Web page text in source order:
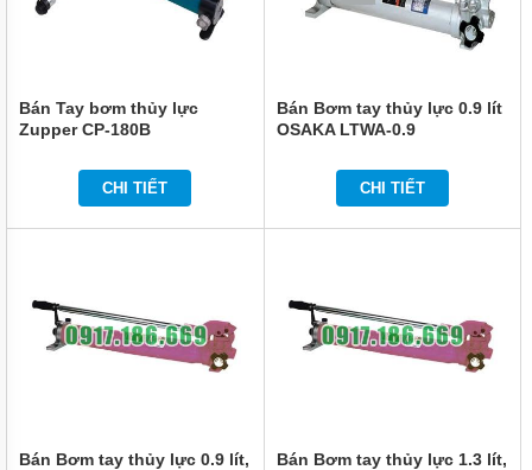
Bán Tay bơm thủy lực
Zupper CP-180B
CHI TIẾT
Bán Bơm tay thủy lực 0.9 lít
OSAKA LTWA-0.9
CHI TIẾT
Bán Bơm tay thủy lực 0.9 lít,
Bán Bơm tay thủy lực 1.3 lít,